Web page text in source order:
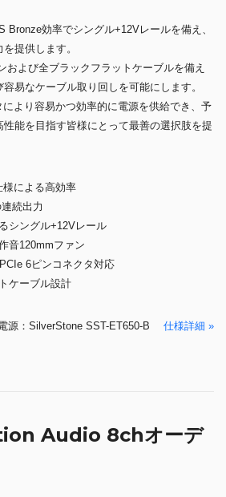
Bronze効率でシングル+12Vレールを備え、
提供します。
および全ブラックフラットケーブルを備え
易なケーブル取り回しを可能にします。
より容易かつ効率的に電源を供給でき、予
能を目指す皆様にとって最善の選択肢を提
による高効率
続出力
シングル+12Vレール
音120mmファン
6ピンコネクタ対応
ケーブル設計
源：SilverStone SST-ET650-B 仕様詳細 »
Audio 8chオーデ